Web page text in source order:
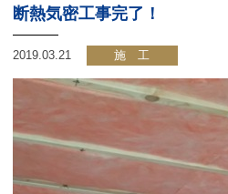
断熱気密工事完了！
2019.03.21 施 工